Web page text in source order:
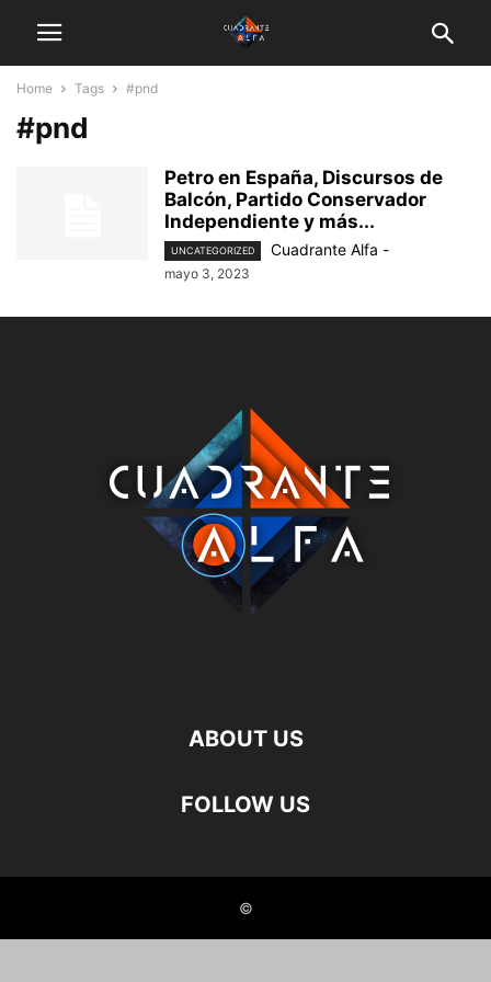
Home Tags #pnd
#pnd
Petro en España, Discursos de
Balcón, Partido Conservador
Independiente y más...
UNCATEGORIZED Cuadrante Alfa -
mayo 3, 2023
ABOUT US
FOLLOW US
©